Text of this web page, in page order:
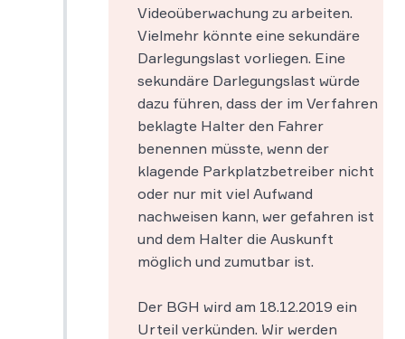
Videoüberwachung zu arbeiten.
Vielmehr könnte eine sekundäre
Darlegungslast vorliegen. Eine
sekundäre Darlegungslast würde
dazu führen, dass der im Verfahren
beklagte Halter den Fahrer
benennen müsste, wenn der
klagende Parkplatzbetreiber nicht
oder nur mit viel Aufwand
nachweisen kann, wer gefahren ist
und dem Halter die Auskunft
möglich und zumutbar ist.
Der BGH wird am 18.12.2019 ein
Urteil verkünden. Wir werden